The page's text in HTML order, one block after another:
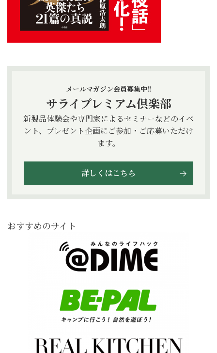
メールマガジン会員募集中!!
サライプレミアム倶楽部
新製品体験会や専門家によるセミナーなどのイベ
ント、プレゼント企画にご参加・ご応募いただけ
ます。
詳しくはこちら
おすすめのサイト